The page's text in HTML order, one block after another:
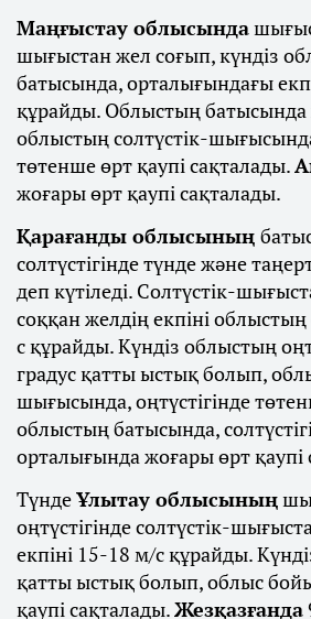
Маңғыстау облысында
шығыстан жел соғып, күндіз
батысында, орталығындағы
құрайды. Облыстың батысында
облыстың солтүстік-
төтенше өрт қаупі сақталады.
жоғары өрт қаупі сақталады.
Қарағанды облысының
солтүстігінде түнде және
деп күтіледі. Солтүстік-
соққан желдің екпіні облыстың
с құрайды. Күндіз облыстың
градус қатты ыстық болып,
шығысында, оңтүстігінде
облыстың батысында,
орталығында жоғары өрт қаупі
ТүндеҰлытау облысының
оңтүстігінде солтүстік-
екпіні 15-18 м/с құрайды.
қатты ыстық болып, облыс
қаупі сақталады.Жезқазғанда